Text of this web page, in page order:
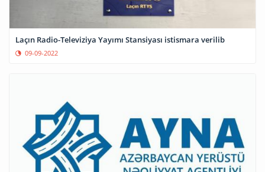
Laçın Radio-Televiziya Yayımı Stansiyası istismara verilib
09-09-2022